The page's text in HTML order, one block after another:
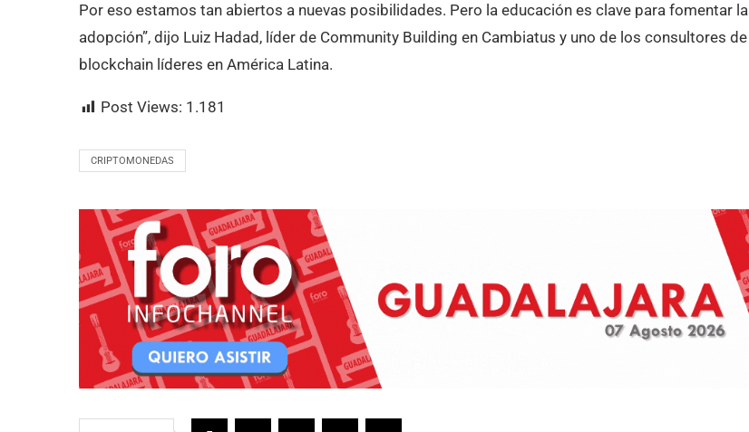
Por eso estamos tan abiertos a nuevas posibilidades. Pero la educación es clave para fomentar la
adopción”, dijo Luiz Hadad, líder de Community Building en Cambiatus y uno de los consultores de
blockchain líderes en América Latina.
Post Views: 1.181
CRIPTOMONEDAS